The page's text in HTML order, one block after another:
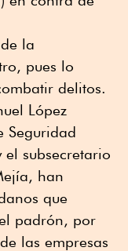
la
pues lo
delitos.
López
Seguridad
el subsecretario
han
que
padrón, por
las empresas